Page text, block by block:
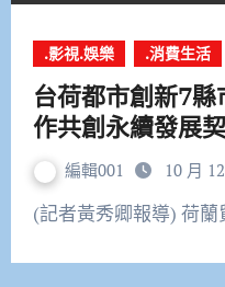
.影視.娛樂 .消費生活
台荷都市創新7
作共創永續發展
編輯001 10 月
(記者黃秀卿報導) 荷